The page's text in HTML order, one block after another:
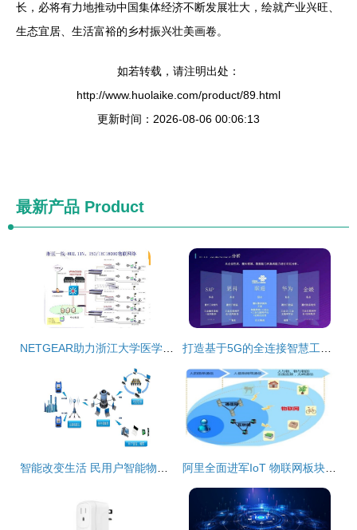
长，必将有力地推动中国集体经济不断发展壮大，绘就产业兴旺、
生态宜居、生活富裕的乡村振兴壮美画卷。
如若转载，请注明出处：
http://www.huolaike.com/product/89.html
更新时间：2026-08-06 00:06:13
最新产品 Product
NETGEAR助力浙江大学医学院附属第一医院构建智能医疗物联网平台 打造基于5G的全连接智慧工厂物联网解决方案 无线网卡的关键角色
智能改变生活 民用户智能物联网表即将在河西正式推广 阿里全面进军IoT 物联网板块与无线网卡技术迎来爆发新机遇